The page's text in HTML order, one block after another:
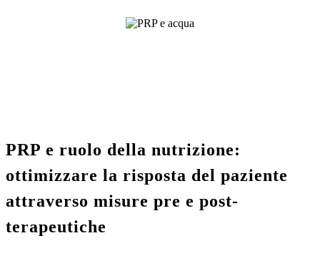
PRP e ruolo della nutrizione:
ottimizzare la risposta del paziente
attraverso misure pre e post-
terapeutiche